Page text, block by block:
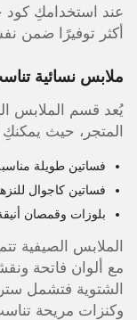
عند استخدامكِ
أكثر توفيرًا ضمن
ملابس نسائية
يُعد قسم الملابس
المتجر، حيث يمكنكِ
فساتين طويلة
فساتين كاجوال
بلوزات وقمصان أنيقة
الملابس الصيفية
مع ألوان فاتحة
الشتوية فتشمل
وكنزات مريحة